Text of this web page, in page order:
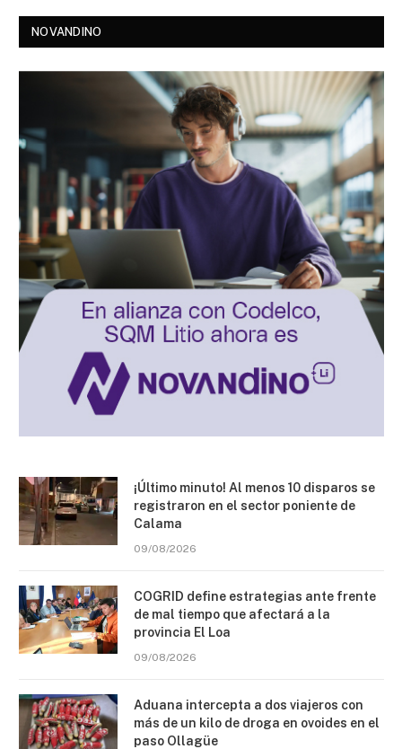
NOVANDINO
¡Último minuto! Al menos 10 disparos se
registraron en el sector poniente de
Calama
09/08/2026
COGRID define estrategias ante frente
de mal tiempo que afectará a la
provincia El Loa
09/08/2026
Aduana intercepta a dos viajeros con
más de un kilo de droga en ovoides en el
paso Ollagüe